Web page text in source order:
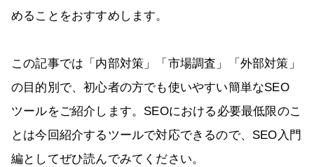
めることをおすすめします。
この記事では「内部対策」「市場調査」「外部対策」
の目的別で、初心者の方でも使いやすい簡単なSEO
ツールをご紹介します。SEOにおける必要最低限のこ
とは今回紹介するツールで対応できるので、SEO入門
編としてぜひ読んでみてください。